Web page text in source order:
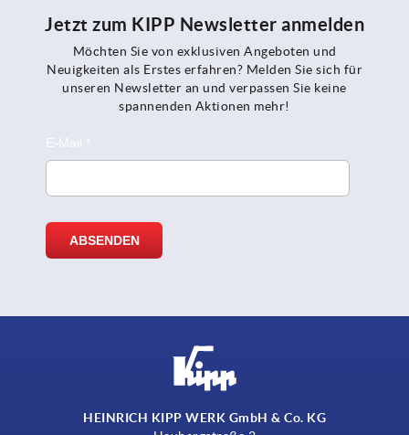
Jetzt zum KIPP Newsletter anmelden
Möchten Sie von exklusiven Angeboten und
Neuigkeiten als Erstes erfahren? Melden Sie sich für
unseren Newsletter an und verpassen Sie keine
spannenden Aktionen mehr!
HEINRICH KIPP WERK GmbH & Co. KG